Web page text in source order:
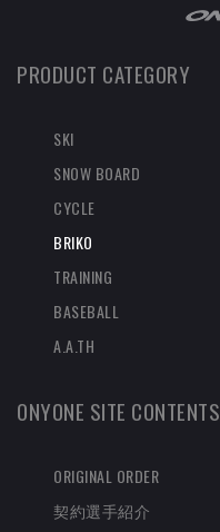
PRODUCT CATEGORY
SKI
SNOW BOARD
CYCLE
BRIKO
TRAINING
BASEBALL
A.A.TH
ONYONE SITE CONTENTS
ORIGINAL ORDER
契約選手紹介